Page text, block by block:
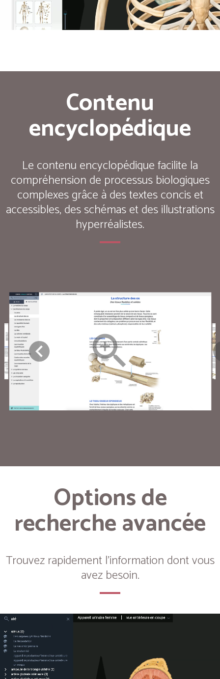
Contenu
encyclopédique
Le contenu encyclopédique facilite la
compréhension de processus biologiques
complexes grâce à des textes concis et
accessibles, des schémas et des illustrations
hyperréalistes.
Options de
recherche avancée
Trouvez rapidement l'information dont vous
avez besoin.